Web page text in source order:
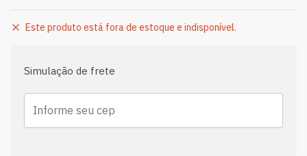
Este produto está fora de estoque e indisponível.
Simulação de frete